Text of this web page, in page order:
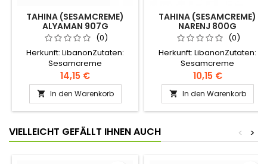
TAHINA (SESAMCREME)
ALYAMAN 907G
(0)
Herkunft: LibanonZutaten:
Sesamcreme
14,15 €
 In den Warenkorb
TAHINA (SESAMCREME)
NARENJ 800G
(0)
Herkunft: LibanonZutaten:
Sesamcreme
10,15 €
 In den Warenkorb
VIELLEICHT GEFÄLLT IHNEN AUCH >
<